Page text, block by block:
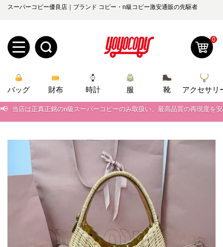
スーパーコピー優良店｜ブランド コピー・n級コピー激安通販の先駆者
規
ユ
ロ
グ
yoyocopys@gmail.com
0
バッグ 財布 時計 服 靴 アクセサリ
当店は正真正銘のn級スーパーコピーのみ取扱い。最高品質の再現度を
当店は正真正銘のn級スーパーコピーのみ取扱い。最高品質の再現度を
📢 2026春の新作続々更新中！期間中のご注文でお得な割引をご利用いただ
新作入荷！ルイ・ヴィトンスーパーコピー バッグ最新モデルが登場。